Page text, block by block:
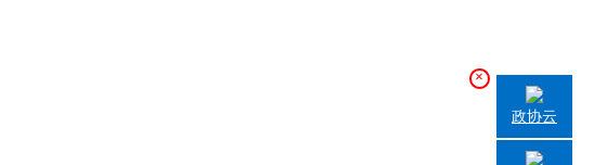
×
政协云